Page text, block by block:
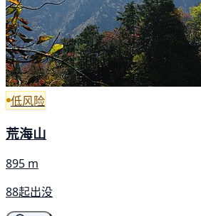
低风险
荒海山
895 m
88起出没